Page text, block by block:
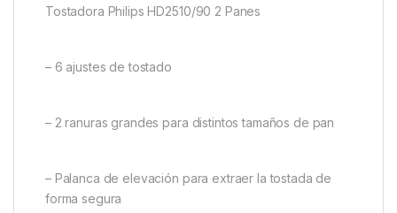
Tostadora Philips HD2510/90 2 Panes
– 6 ajustes de tostado
– 2 ranuras grandes para distintos tamaños de pan
– Palanca de elevación para extraer la tostada de
forma segura